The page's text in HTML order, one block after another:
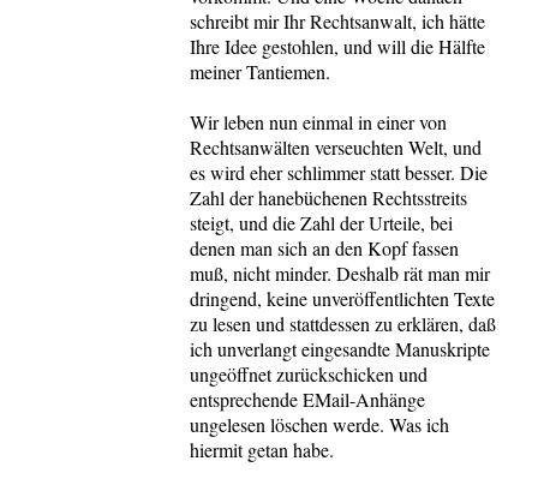
schreibt mir Ihr Rechtsanwalt, ich hätte
Ihre Idee gestohlen, und will die Hälfte
meiner Tantiemen.
Wir leben nun einmal in einer von
Rechtsanwälten verseuchten Welt, und
es wird eher schlimmer statt besser. Die
Zahl der hanebüchenen Rechtsstreits
steigt, und die Zahl der Urteile, bei
denen man sich an den Kopf fassen
muß, nicht minder. Deshalb rät man mir
dringend, keine unveröffentlichten Texte
zu lesen und stattdessen zu erklären, daß
ich unverlangt eingesandte Manuskripte
ungeöffnet zurückschicken und
entsprechende EMail-Anhänge
ungelesen löschen werde. Was ich
hiermit getan habe.